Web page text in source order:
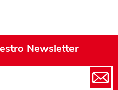
Newsletter